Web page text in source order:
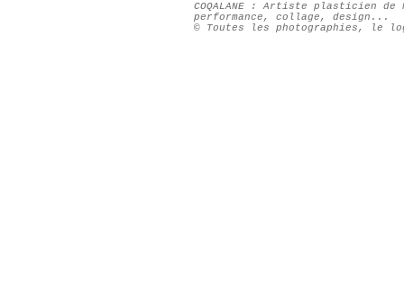
COQALANE : Artiste plasticien
performance, collage, design...
© Toutes les photographies, le